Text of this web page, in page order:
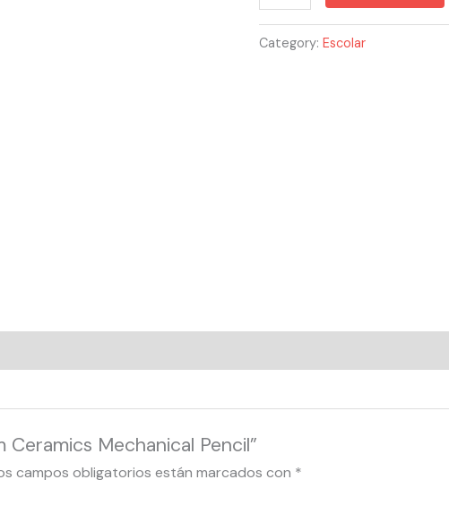
Category: Escolar
Mechanical Pencil”
campos obligatorios están marcados con *